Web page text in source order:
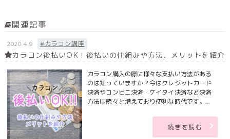
関連記事
2020.4.9 #カラコン講座
カラコン後払いOK！後払いの仕組みや方法、メリットを紹介
カラコン購入の際に様々な支払い方法がある
のは知っていますか？今はクレジットカード
決済やコンビニ決済・ケイタイ決済など決済
方法は続々と増えており便利な時代です。...
続きを読む